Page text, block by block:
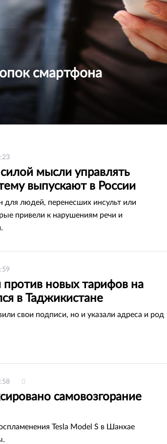
смартфона
мысли управлять
выпускают в России
для людей, перенесших инсульт или
привели к нарушениям речи и
новых тарифов на
в Таджикистане
свои подписи, но и указали адреса и род
самовозгорание
Tesla Model S в Шанхае